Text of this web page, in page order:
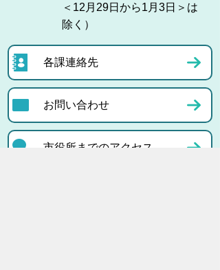
＜12月29日から1月3日＞は
除く）
各課連絡先
お問い合わせ
市役所までのアクセス